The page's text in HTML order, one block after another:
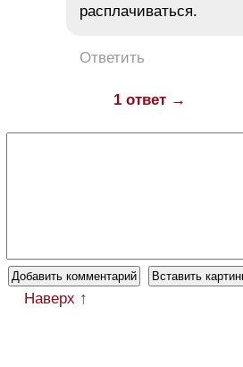
расплачиваться.
Ответить
1 ответ →
Наверх ↑